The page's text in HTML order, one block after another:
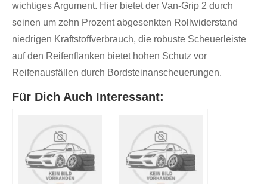
wichtiges Argument. Hier bietet der Van-Grip 2 durch
seinen um zehn Prozent abgesenkten Rollwiderstand
niedrigen Kraftstoffverbrauch, die robuste Scheuerleiste
auf den Reifenflanken bietet hohen Schutz vor
Reifenausfällen durch Bordsteinanscheuerungen.
Für Dich Auch Interessant: